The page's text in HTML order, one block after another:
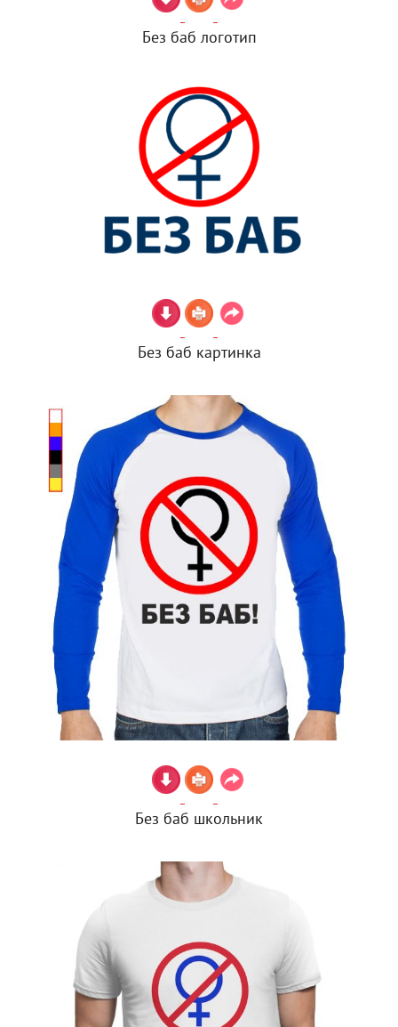
Без баб логотип
Без баб картинка
Без баб школьник